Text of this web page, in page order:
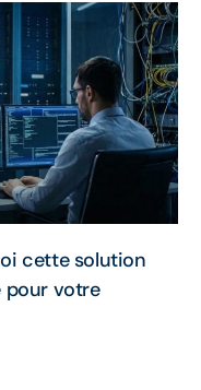
cette solution
pour votre